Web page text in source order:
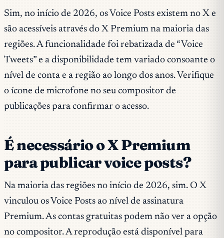
Sim, no início de 2026, os Voice Posts existem no X e
são acessíveis através do X Premium na maioria das
regiões. A funcionalidade foi rebatizada de “Voice
Tweets” e a disponibilidade tem variado consoante o
nível de conta e a região ao longo dos anos. Verifique
o ícone de microfone no seu compositor de
publicações para confirmar o acesso.
É necessário o X Premium
para publicar voice posts?
Na maioria das regiões no início de 2026, sim. O X
vinculou os Voice Posts ao nível de assinatura
Premium. As contas gratuitas podem não ver a opção
no compositor. A reprodução está disponível para